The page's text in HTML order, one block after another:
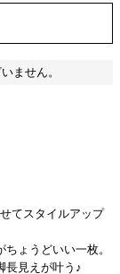
ません。
てスタイルアップ
ょうどいい一枚。
長見えが叶う♪